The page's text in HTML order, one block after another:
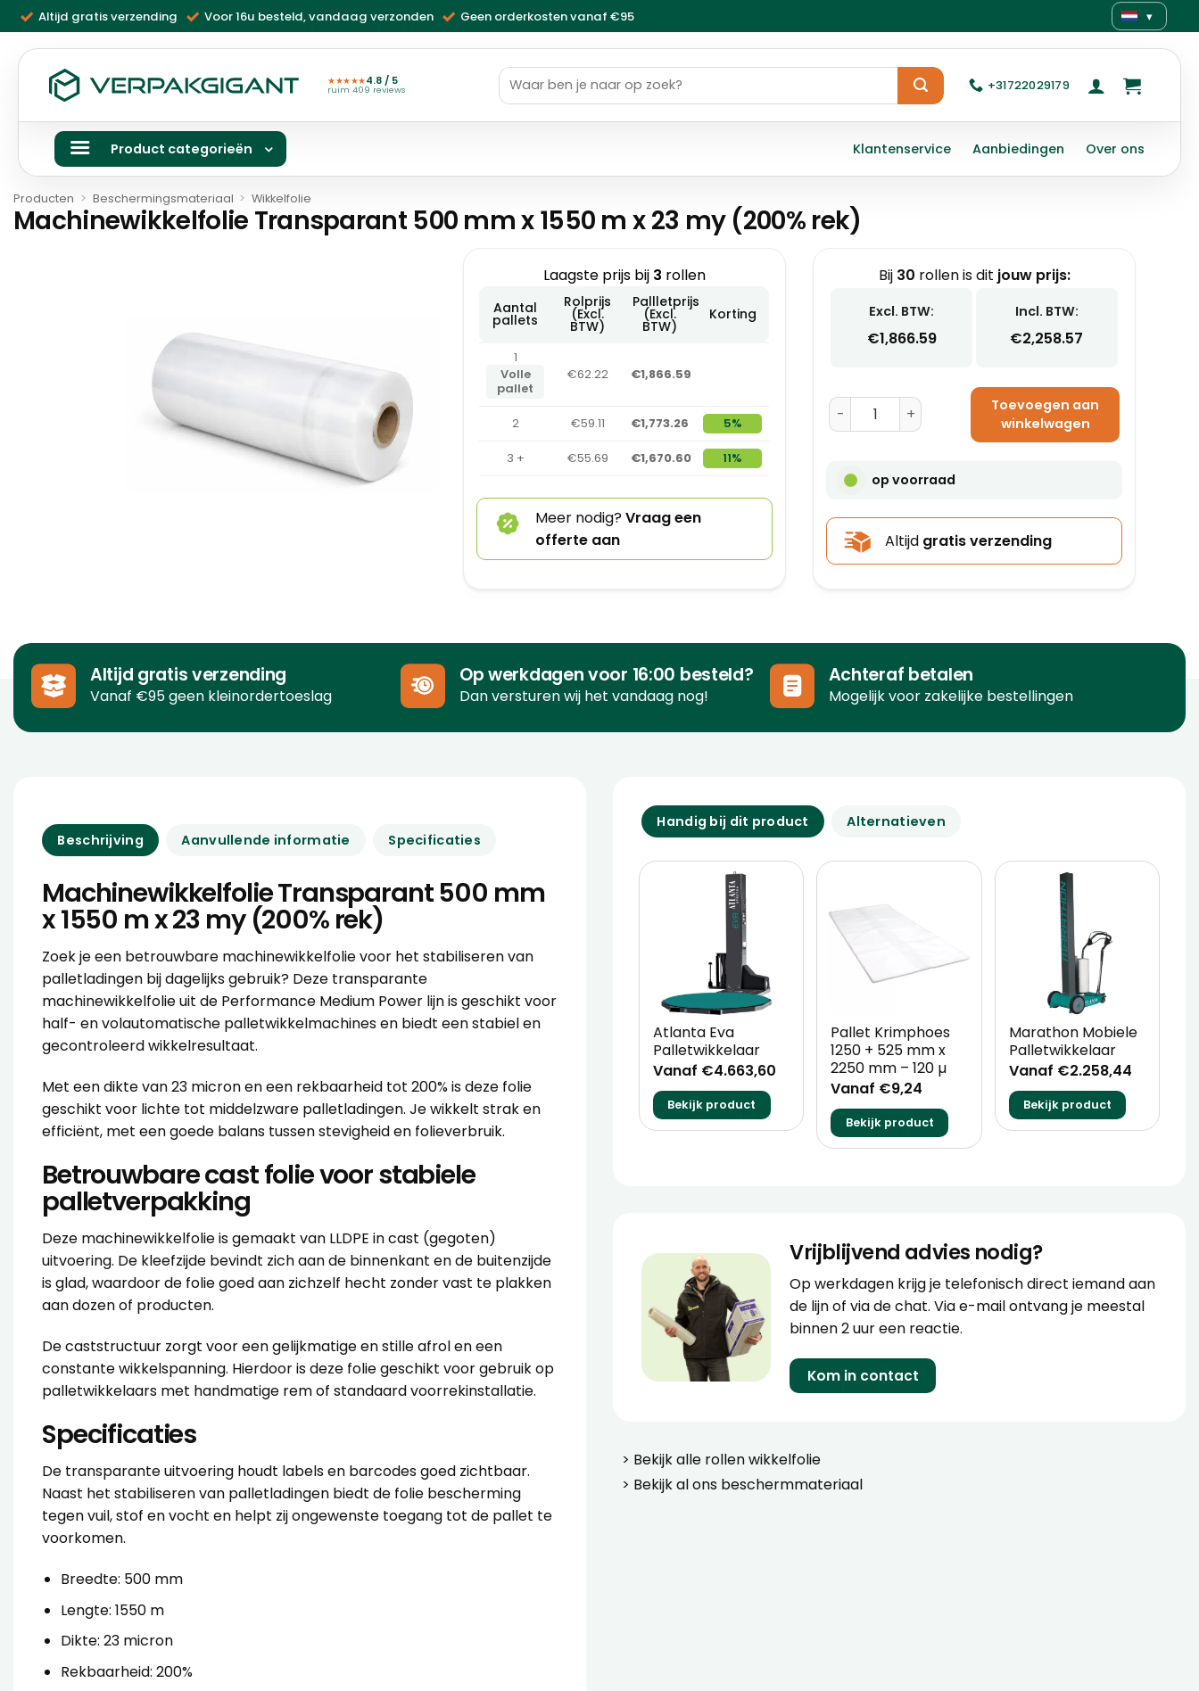
naar
inhoud
Altijd gratis verzending Voor 16u besteld, vandaag verzonden Geen orderkosten vanaf €95 ▾
★★★★★4.8 / 5
ruim 409 reviews
Zoeken
naar:
+31722029179
Product categorieën Klantenservice Aanbiedingen Over ons
Producten > Beschermingsmateriaal > Wikkelfolie
Machinewikkelfolie Transparant 500 mm x 1550 m x 23 my (200% rek)
Laagste prijs bij 3 rollen
Aantal
pallets
Rolprijs
(Excl.
BTW)
Pallletprijs
(Excl.
BTW)
Korting
1
Volle
pallet
€62.22 €1,866.59
2 €59.11 €1,773.26 5%
3 + €55.69 €1,670.60 11%
Meer nodig?Vraag een
offerte aan
Bij 30 rollen is dit jouw prijs:
Excl. BTW:
€1,866.59
Incl. BTW:
€2,258.57
Machinewikkelfolie Transparant 500 mm x 1550 m x
Toevoegen aan
winkelwagen
op voorraad
Altijd gratis verzending
Altijd gratis verzending
Vanaf €95 geen kleinordertoeslag
Op werkdagen voor 16:00 besteld?
Dan versturen wij het vandaag nog!
Achteraf betalen
Mogelijk voor zakelijke bestellingen
Beschrijving Aanvullende informatie Specificaties
Machinewikkelfolie Transparant 500 mm
x 1550 m x 23 my (200% rek)
Zoek je een betrouwbare machinewikkelfolie voor het stabiliseren van
palletladingen bij dagelijks gebruik? Deze transparante
machinewikkelfolie uit de Performance Medium Power lijn is geschikt voor
half- en volautomatische palletwikkelmachines en biedt een stabiel en
gecontroleerd wikkelresultaat.
Met een dikte van 23 micron en een rekbaarheid tot 200% is deze folie
geschikt voor lichte tot middelzware palletladingen. Je wikkelt strak en
efficiënt, met een goede balans tussen stevigheid en folieverbruik.
Betrouwbare cast folie voor stabiele
palletverpakking
Deze machinewikkelfolie is gemaakt van LLDPE in cast (gegoten)
uitvoering. De kleefzijde bevindt zich aan de binnenkant en de buitenzijde
is glad, waardoor de folie goed aan zichzelf hecht zonder vast te plakken
aan dozen of producten.
De caststructuur zorgt voor een gelijkmatige en stille afrol en een
constante wikkelspanning. Hierdoor is deze folie geschikt voor gebruik op
palletwikkelaars met handmatige rem of standaard voorrekinstallatie.
Specificaties
De transparante uitvoering houdt labels en barcodes goed zichtbaar.
Naast het stabiliseren van palletladingen biedt de folie bescherming
tegen vuil, stof en vocht en helpt zij ongewenste toegang tot de pallet te
voorkomen.
Breedte: 500 mm
Lengte: 1550 m
Dikte: 23 micron
Rekbaarheid: 200%
Handig bij dit product Alternatieven
Atlanta Eva
Palletwikkelaar
Vanaf €4.663,60
Bekijk product
Pallet Krimphoes
1250 + 525 mm x
2250 mm – 120 µ
Vanaf €9,24
Bekijk product
Marathon Mobiele
Palletwikkelaar
Vanaf €2.258,44
Bekijk product
Vrijblijvend advies nodig?
Op werkdagen krijg je telefonisch direct iemand aan
de lijn of via de chat. Via e-mail ontvang je meestal
binnen 2 uur een reactie.
Kom in contact
> Bekijk alle rollen wikkelfolie
> Bekijk al ons beschermmateriaal